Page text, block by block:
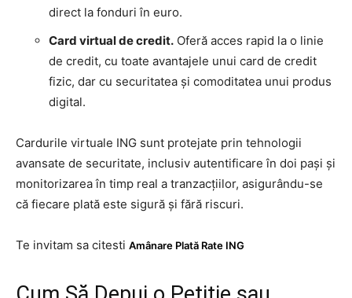
direct la fonduri în euro.
Card virtual de credit. Oferă acces rapid la o linie
de credit, cu toate avantajele unui card de credit
fizic, dar cu securitatea și comoditatea unui produs
digital.
Cardurile virtuale ING sunt protejate prin tehnologii
avansate de securitate, inclusiv autentificare în doi pași și
monitorizarea în timp real a tranzacțiilor, asigurându-se
că fiecare plată este sigură și fără riscuri.
Te invitam sa citesti Amânare Plată Rate ING